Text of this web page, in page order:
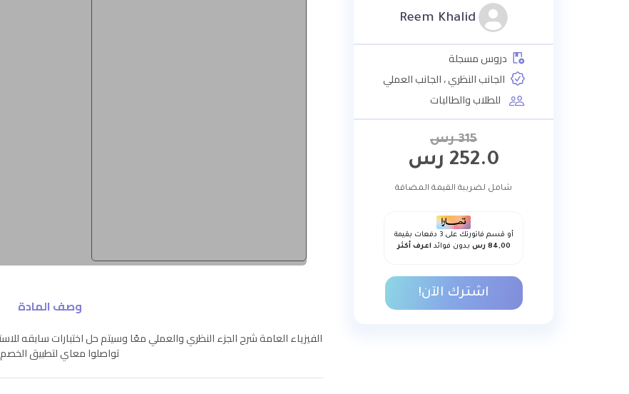
Reem Khalid
دروس مسجلة
الجانب النظري ، الجانب العملي
للطلاب والطالبات
315 رس
252.0 رس
شامل لضريبة القيمة المضافة
أو قسم فاتورتك على 3 دفعات بقيمة
84,00 رس
بدون فوائد اعرف أكثر
اشترك الآن!
وصف المادة
تواصلوا معاي لتطبيق الخصم 20%